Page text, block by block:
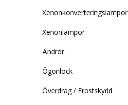
Xenonkonverteringslampor
Xenonlampor
Ändrör
Ögonlock
Överdrag / Frostskydd